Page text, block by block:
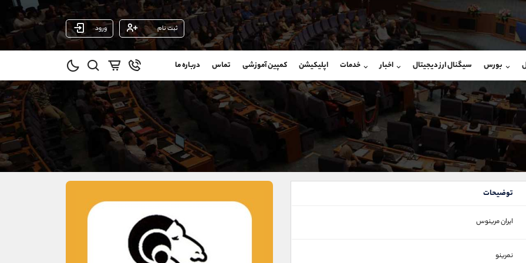
ثبت نام ورود
بورس سیگنال ارز دیجیتال اخبار خدمات اپلیکیشن کمپین آموزشی تماس درباره ما
توضیحات
ايران‌ مرينوس‌
نمرینو
شروع گفتگو
@Armteam_admin_104
104
شروع گفتگو
@Armteam_admin_103
داخلی 103
(یوسف فرخنده)
09194198792
واتساپ شروع گفتگو
تلگرام @Armteam_admin_33
021-22021030
90001030
@alireza.mehrabii
@alirezamehrabi_com
@alirezamehrabi_official